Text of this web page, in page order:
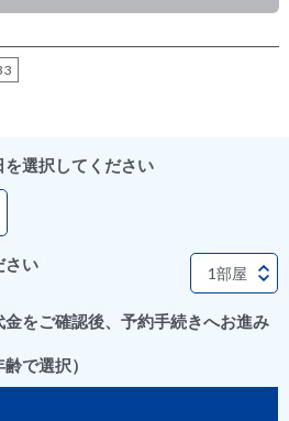
選択してください
さい
金をご確認後、予約手続きへお進み
で選択）